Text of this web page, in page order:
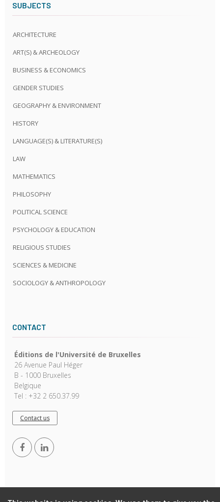
SUBJECTS
ARCHITECTURE
ART(S) & ARCHEOLOGY
BUSINESS & ECONOMICS
GENDER STUDIES
GEOGRAPHY & ENVIRONMENT
HISTORY
LANGUAGE(S) & LITERATURE(S)
LAW
MATHEMATICS
PHILOSOPHY
POLITICAL SCIENCE
PSYCHOLOGY & EDUCATION
RELIGIOUS STUDIES
SCIENCES & MEDICINE
SOCIOLOGY & ANTHROPOLOGY
CONTACT
Éditions de l'Université de Bruxelles
26 Avenue Paul Héger
B - 1000 Bruxelles
Belgique
Tel : +32 2 650.37.99
Contact us